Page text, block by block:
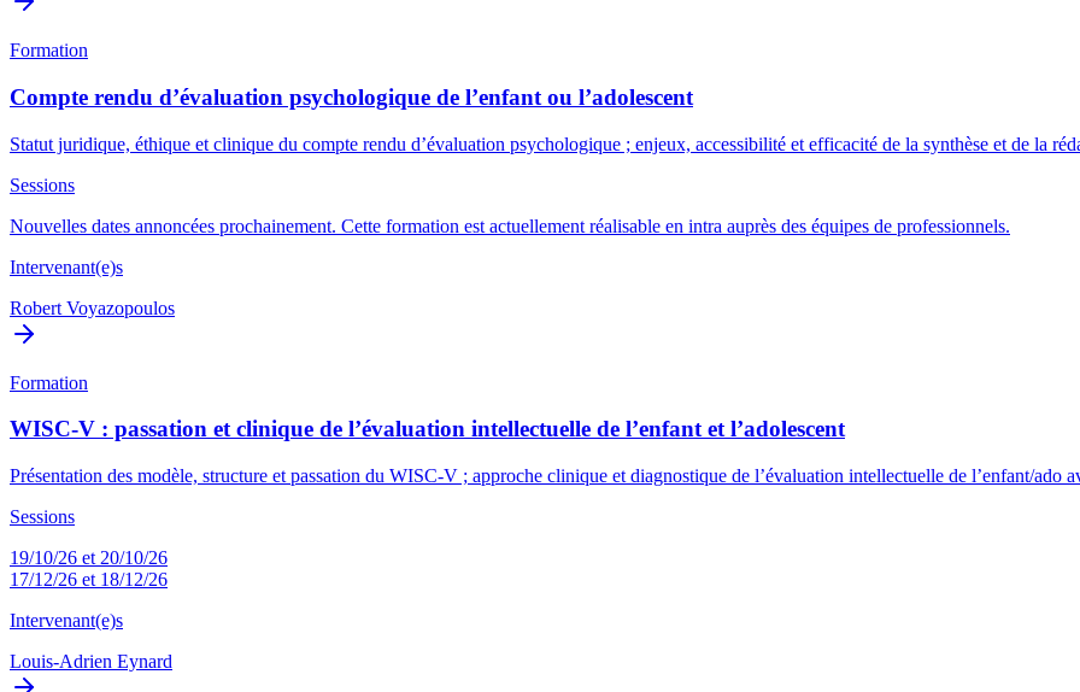
Formation
Compte rendu d’évaluation psychologique de l’enfant ou l’adolescent
Statut juridique, éthique et clinique du compte rendu d’évaluation psychologique ; enjeux, accessibilité et efficacité de la synthèse et de la
Sessions
Nouvelles dates annoncées prochainement. Cette formation est actuellement réalisable en intra auprès des équipes de professionnels.
Intervenant(e)s
Robert Voyazopoulos
Formation
WISC-V : passation et clinique de l’évaluation intellectuelle de l’enfant et l’adolescent
Présentation des modèle, structure et passation du WISC-V ; approche clinique et diagnostique de l’évaluation intellectuelle de l’enfant/ado
Sessions
19/10/26 et 20/10/26
17/12/26 et 18/12/26
Intervenant(e)s
Louis-Adrien Eynard